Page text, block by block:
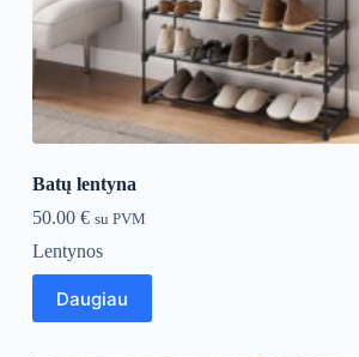
Batų lentyna
50.00 € su PVM
Lentynos
Daugiau